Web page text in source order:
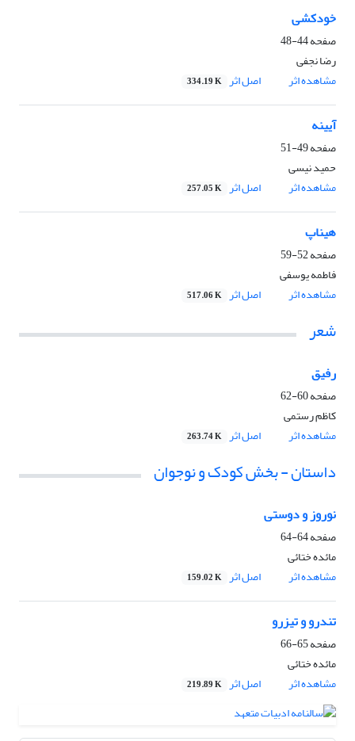
خودکشی
صفحه44-48
رضا نجفی
مشاهده اثر
اصل اثر 334.19 K
آیینه
صفحه49-51
حمید نیسی
مشاهده اثر
اصل اثر 257.05 K
هیناپ
صفحه52-59
فاطمه یوسفی
مشاهده اثر
اصل اثر 517.06 K
شعر
رفیق
صفحه60-62
کاظم رستمی
مشاهده اثر
اصل اثر 263.74 K
داستان - بخش کودک و نوجوان
نوروز و دوستی
صفحه64-64
مائده ختائی
مشاهده اثر
اصل اثر 159.02 K
تندرو و تیزرو
صفحه65-66
مائده ختائی
مشاهده اثر
اصل اثر 219.89 K